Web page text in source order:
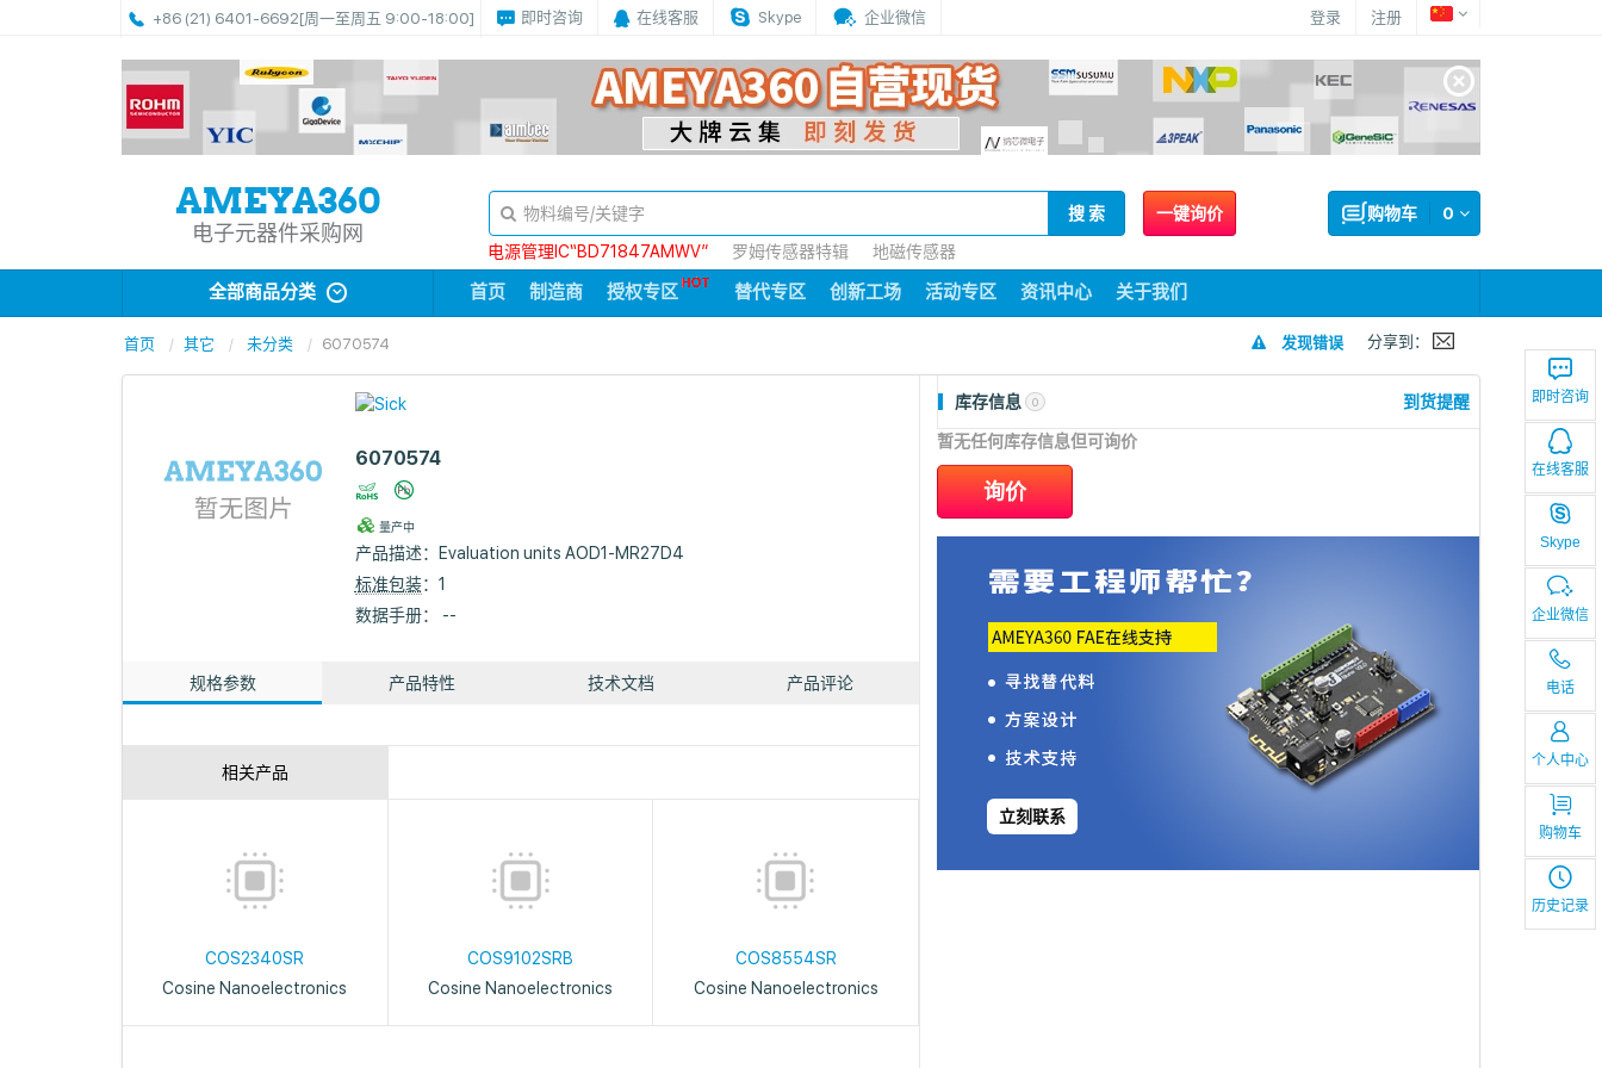
+86 (21) 6401-6692[周一至周五 9:00-18:00] 即时咨询 在线客服 Skype 企业微信 登录 注册
即时咨询
在线客服
Skype
企业微信
电话
个人中心
购物车
历史记录
电子元器件采购网
一键询价 0
购物车
搜 索
电源管理IC“BD71847AMWV”
罗姆传感器特辑 地磁传感器
全部商品分类 首页 制造商 授权专区 替代专区 创新工场 活动专区 资讯中心 关于我们
首页 其它 未分类 6070574 发现错误 分享到：
6070574
量产中
产品描述：
Evaluation units AOD1-MR27D4
标准包装：1
数据手册： --
规格参数 产品特性 技术文档 产品评论
相关产品
COS2340SR
Cosine Nanoelectronics
COS9102SRB
Cosine Nanoelectronics
COS8554SR
Cosine Nanoelectronics
库存信息 0 到货提醒
暂无任何库存信息但可询价
询价
立刻联系